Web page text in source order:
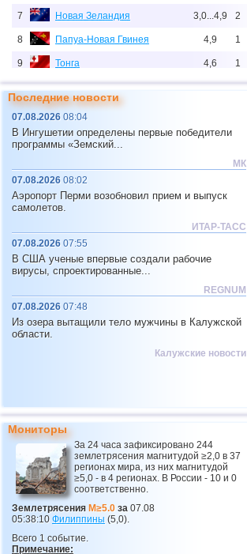
7 Новая Зеландия 3,0...4,9 2
8 Папуа-Новая Гвинея 4,9 1
9 Тонга 4,6 1
10 Аргентина 2,6...4,5 12
11 Индонезия
12 Мексика 2,5...4,4
4
14 Колумбия
15 Чили
2,5...4,2 4
17
18 Панама
19 Гватемала
20 Пуэрто-Рико 2,5...3,6 6
24 Центральная Америка 3,4 1
25 Румыния 3,4
Греция 2,6...3,3
27 о.Виргинии (США)
28 Франция
29 Боливия
Последние новости
07.08.2026 08:04
В Ингушетии определены первые победители
программы «Земский...
МК
07.08.2026 08:02
Аэропорт Перми возобновил прием и выпуск
самолетов.
ИТАР-ТАСС
07.08.2026 07:55
В США ученые впервые создали рабочие
вирусы, спроектированные...
REGNUM
07.08.2026 07:48
Из озера вытащили тело мужчины в Калужской
области.
Калужские новости
Мониторы
За 24 часа зафиксировано 244
землетрясения магнитудой ≥2,0 в 37
регионах мира, из них магнитудой
≥5,0 - в 4 регионах. В России - 10 и 0
соответственно.
Землетрясения M≥5.0 за 07.08
05:38:10 Филиппины (5,0).
Всего 1 событие.
Примечание: